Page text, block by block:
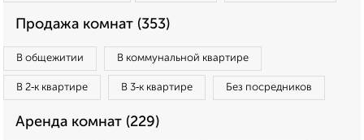
Продажа комнат (353)
В общежитии В коммунальной квартире
В 2‑к квартире В 3‑к квартире Без посредников
Аренда комнат (229)